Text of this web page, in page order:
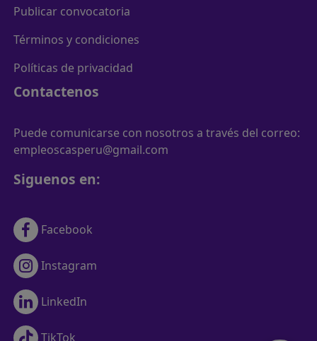
Publicar convocatoria
Términos y condiciones
Políticas de privacidad
Contactenos
Puede comunicarse con nosotros a través del correo:
empleoscasperu@gmail.com
Siguenos en:
Facebook
Instagram
LinkedIn
TikTok